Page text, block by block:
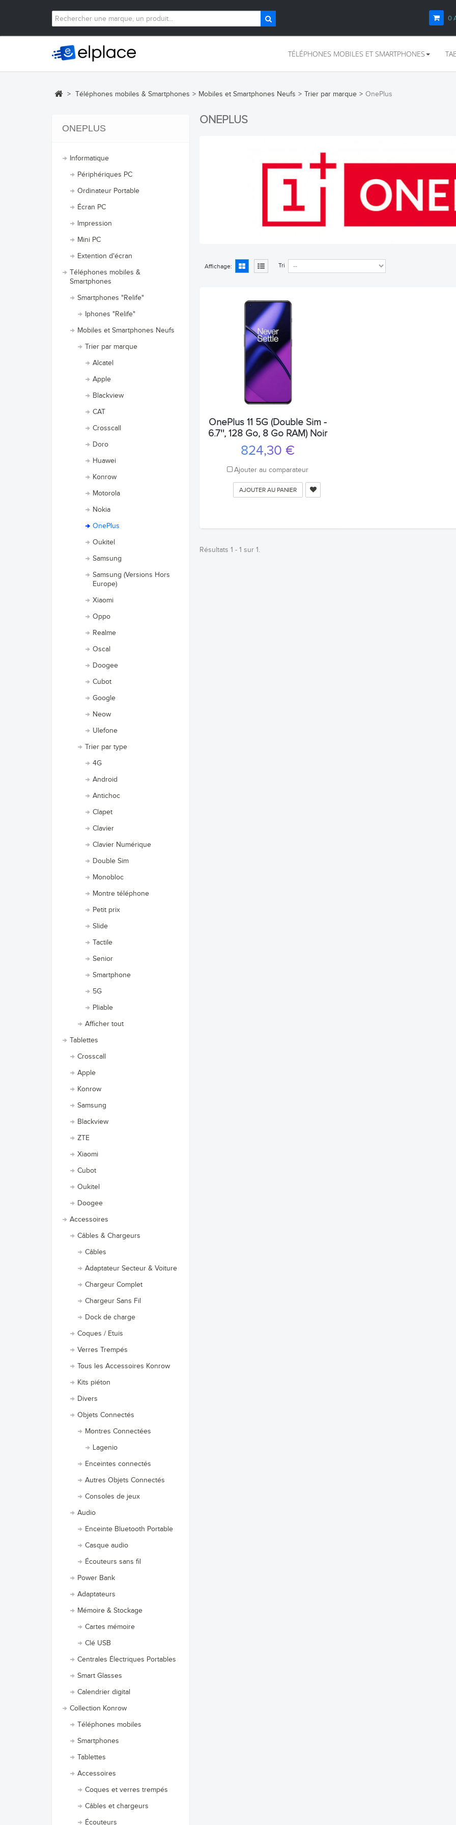
0
TÉLÉPHONES MOBILES ET SMARTPHONES
> Téléphones mobiles & Smartphones > Mobiles et Smartphones Neufs > Trier par marque > OnePlus
ONEPLUS
Informatique
Périphériques PC
Ordinateur Portable
Écran PC
Impression
Mini PC
Extention d'écran
Téléphones mobiles &
Smartphones
Smartphones "Relife"
Iphones "Relife"
Mobiles et Smartphones Neufs
Trier par marque
Alcatel
Apple
Blackview
CAT
Crosscall
Doro
Huawei
Konrow
Motorola
Nokia
OnePlus
Oukitel
Samsung
Samsung (Versions Hors
Europe)
Xiaomi
Oppo
Realme
Oscal
Doogee
Cubot
Google
Neow
Ulefone
Trier par type
4G
Android
Antichoc
Clapet
Clavier
Clavier Numérique
Double Sim
Monobloc
Montre téléphone
Petit prix
Slide
Tactile
Senior
Smartphone
5G
Pliable
Afficher tout
Tablettes
Crosscall
Apple
Konrow
Samsung
Blackview
ZTE
Xiaomi
Cubot
Oukitel
Doogee
Accessoires
Câbles & Chargeurs
Câbles
Adaptateur Secteur & Voiture
Chargeur Complet
Chargeur Sans Fil
Dock de charge
Coques / Etuis
Verres Trempés
Tous les Accessoires Konrow
Kits piéton
Divers
Objets Connectés
Montres Connectées
Lagenio
Enceintes connectés
Autres Objets Connectés
Consoles de jeux
Audio
Enceinte Bluetooth Portable
Casque audio
Écouteurs sans fil
Power Bank
Adaptateurs
Mémoire & Stockage
Cartes mémoire
Clé USB
Centrales Électriques Portables
Smart Glasses
Calendrier digital
Collection Konrow
Téléphones mobiles
Smartphones
Tablettes
Accessoires
Coques et verres trempés
Câbles et chargeurs
Écouteurs
ONEPLUS
Affichage: Tri
OnePlus 11 5G (Double Sim -
6.7'', 128 Go, 8 Go RAM) Noir
824,30 €
Ajouter au comparateur
AJOUTER AU PANIER
Résultats 1 - 1 sur 1.